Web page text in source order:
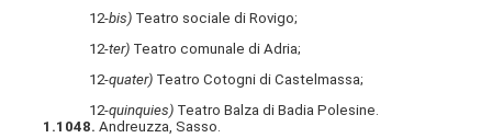
12-bis) Teatro sociale di Rovigo;
12-ter) Teatro comunale di Adria;
12-quater) Teatro Cotogni di Castelmassa;
12-quinquies) Teatro Balza di Badia Polesine.
1.1048. Andreuzza, Sasso.